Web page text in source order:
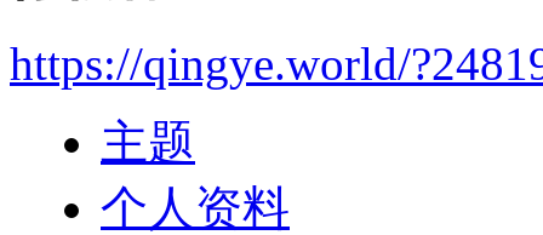
https://qingye.world/
主题
个人资料